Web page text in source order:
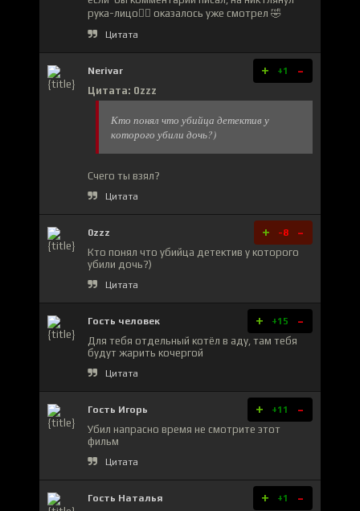
рука-лицо🤦‍♂️ оказалось уже смотрел 🤣
Цитата
Nerivar + +1 -
Цитата: 0zzz
Кто понял что убийца детектив у
которого убили дочь?)
Счего ты взял?
Цитата
0zzz + -8 -
Кто понял что убийца детектив у которого
убили дочь?)
Цитата
Гость человек + +15 -
Для тебя отдельный котёл в аду, там тебя
будут жарить кочергой
Цитата
Гость Игорь + +11 -
Убил напрасно время не смотрите этот
фильм
Цитата
Гость Наталья + +1 -